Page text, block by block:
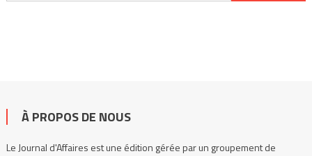
À PROPOS DE NOUS
Le Journal d'Affaires est une édition gérée par un groupement de